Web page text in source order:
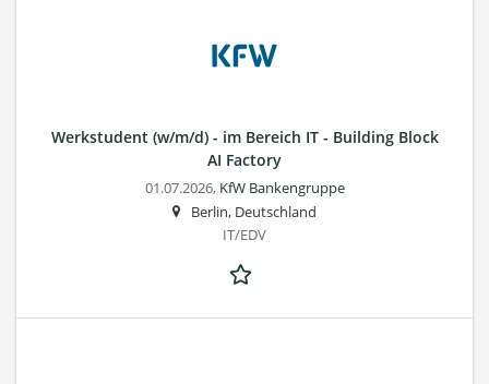
Werkstudent (w/m/d) - im Bereich IT - Building Block
AI Factory
01.07.2026, KfW Bankengruppe
Berlin, Deutschland
IT/EDV